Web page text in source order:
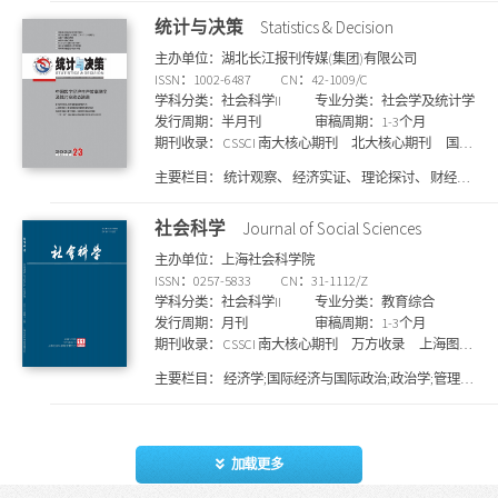
统计与决策 Statistics & Decision
主办单位：湖北长江报刊传媒(集团)有限公司
ISSN：1002-6487
CN：42-1009/C
学科分类：社会科学II
专业分类：社会学及统计学
发行周期：半月刊
审稿周期：1-3个月
期刊收录： CSSCI 南大核心期刊 北大核心期刊
国家
录
维普收录
主要栏目： 统计观察、 经济实证、 理论探讨、 财经纵
社会科学 Journal of Social Sciences
主办单位：上海社会科学院
ISSN：0257-5833
CN：31-1112/Z
学科分类：社会科学II
专业分类：教育综合
发行周期：月刊
审稿周期：1-3个月
期刊收录： CSSCI 南大核心期刊 万方收录
上海图书
录
维普收录 统计源核心期刊 SCD期刊目录
主要栏目： 经济学;国际经济与国际政治;政治学;管理法
加载更多